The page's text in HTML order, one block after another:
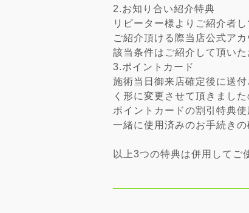
2.お知り合い紹介特典
リピーター様よりご紹介者
ご紹介頂ける際当店公式ア
該当条件はご紹介して頂い
3.ポイントカード
施術当日御来店確定後に送
く形に変更させて頂きました
ポイントカードの割引特典使
一緒に使用済みのお手続き
以上3つの特典は併用してご